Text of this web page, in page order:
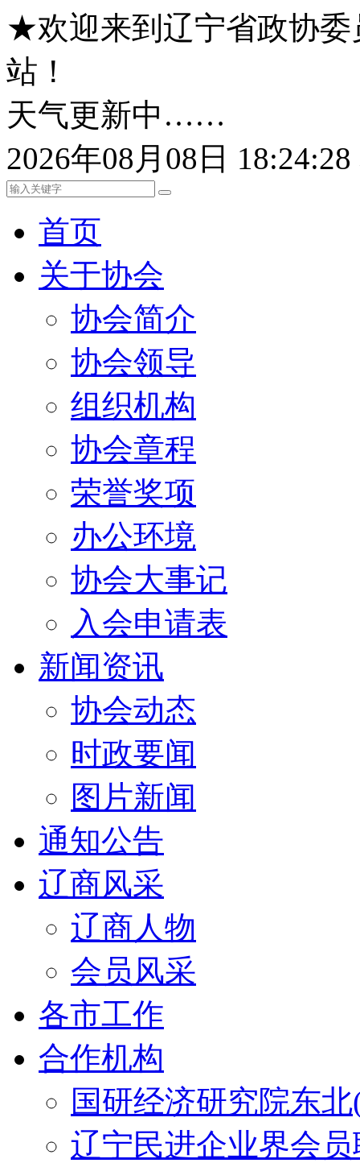
★欢迎来到辽宁省政协委
站！
天气更新中……
2026年08月08日
首页
关于协会
协会简介
协会领导
组织机构
协会章程
荣誉奖项
办公环境
协会大事记
入会申请表
新闻资讯
协会动态
时政要闻
图片新闻
通知公告
辽商风采
辽商人物
会员风采
各市工作
合作机构
国研经济研究院东
辽宁民进企业界会